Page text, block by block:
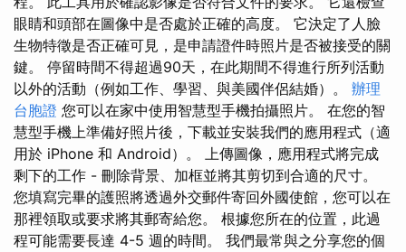
眼睛和頭部在圖像中是否處於正確的高度。 它決定了人臉
生物特徵是否正確可見，是申請證件時照片是否被接受的關
鍵。 停留時間不得超過90天，在此期間不得進行所列活動
以外的活動（例如工作、學習、與美國伴侶結婚）。 辦理
台胞證 您可以在家中使用智慧型手機拍攝照片。 在您的智
慧型手機上準備好照片後，下載並安裝我們的應用程式（適
用於 iPhone 和 Android）。 上傳圖像，應用程式將完成
剩下的工作 - 刪除背景、加框並將其剪切到合適的尺寸。
您填寫完畢的護照將透過外交郵件寄回外國使館，您可以在
那裡領取或要求將其郵寄給您。 根據您所在的位置，此過
程可能需要長達 4-5 週的時間。 我們最常與之分享您的個